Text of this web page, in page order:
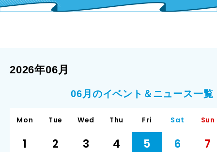
2026年06月
06月のイベント＆ニュース一
Mon Tue Wed Thu Fri Sat Sun
1 2 3 4 5 6
7